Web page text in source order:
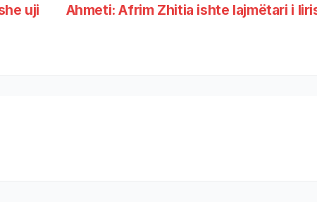
Ahmeti: Afrim Zhitia ishte lajmëtari i
uji